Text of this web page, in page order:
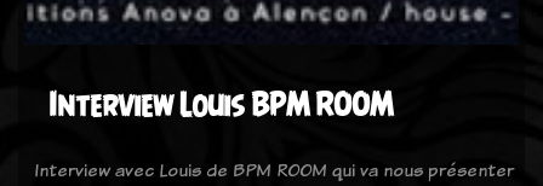
Interview Louis BPM ROOM
Interview avec Louis de BPM ROOM qui va nous présenter